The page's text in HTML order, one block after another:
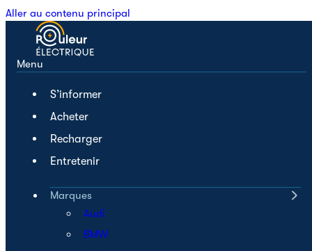
Aller au contenu principal
Menu
S’informer
Acheter
Recharger
Entretenir
Marques
Audi
BMW